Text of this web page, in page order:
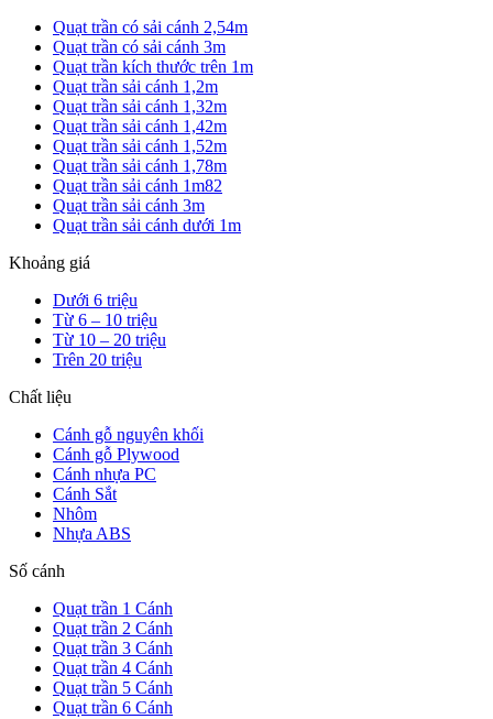
Quạt trần có sải cánh 2,54m
Quạt trần có sải cánh 3m
Quạt trần kích thước trên 1m
Quạt trần sải cánh 1,2m
Quạt trần sải cánh 1,32m
Quạt trần sải cánh 1,42m
Quạt trần sải cánh 1,52m
Quạt trần sải cánh 1,78m
Quạt trần sải cánh 1m82
Quạt trần sải cánh 3m
Quạt trần sải cánh dưới 1m
Khoảng giá
Dưới 6 triệu
Từ 6 – 10 triệu
Từ 10 – 20 triệu
Trên 20 triệu
Chất liệu
Cánh gỗ nguyên khối
Cánh gỗ Plywood
Cánh nhựa PC
Cánh Sắt
Nhôm
Nhựa ABS
Số cánh
Quạt trần 1 Cánh
Quạt trần 2 Cánh
Quạt trần 3 Cánh
Quạt trần 4 Cánh
Quạt trần 5 Cánh
Quạt trần 6 Cánh